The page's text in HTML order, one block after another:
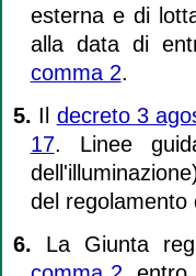
esterna e di
alla data di
comma 2.
5. Il decreto 3
17. Linee
del regolamento
6. La Giunta